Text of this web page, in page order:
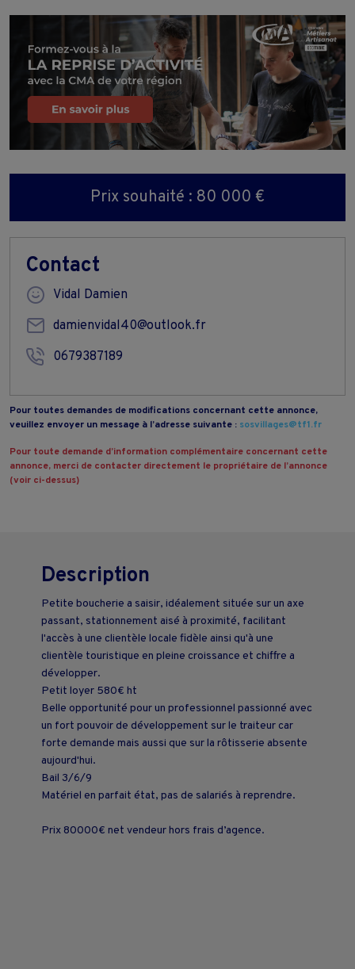
Prix souhaité : 80 000 €
Contact
Vidal Damien
damienvidal40@outlook.fr
0679387189
Pour toutes demandes de modifications concernant cette annonce,
veuillez envoyer un message à l’adresse suivante : sosvillages@tf1.fr
Pour toute demande d’information complémentaire concernant cette
annonce, merci de contacter directement le propriétaire de l’annonce
(voir ci-dessus)
Description
Petite boucherie a saisir, idéalement située sur un axe
passant, stationnement aisé à proximité, facilitant
l'accès à une clientèle locale fidèle ainsi qu'à une
clientèle touristique en pleine croissance et chiffre a
développer.
Petit loyer 580€ ht
Belle opportunité pour un professionnel passionné avec
un fort pouvoir de développement sur le traiteur car
forte demande mais aussi que sur la rôtisserie absente
aujourd'hui.
Bail 3/6/9
Matériel en parfait état, pas de salariés à reprendre.
Prix 80000€ net vendeur hors frais d’agence.